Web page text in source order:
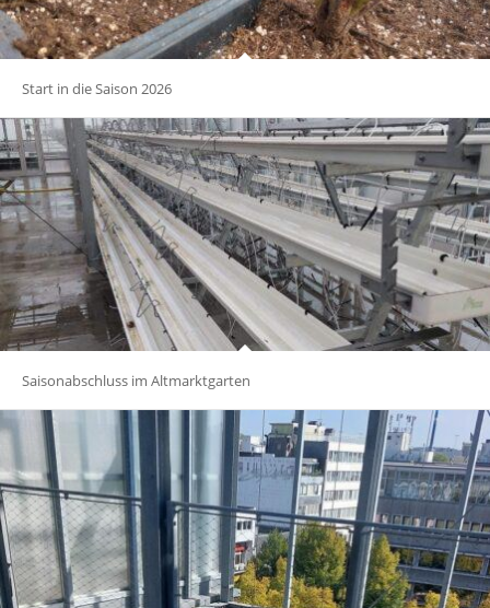
Start in die Saison 2026
Saisonabschluss im Altmarktgarten